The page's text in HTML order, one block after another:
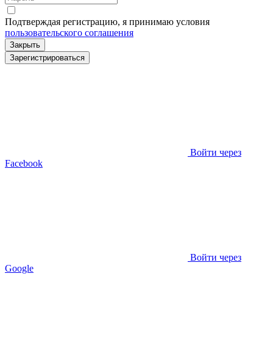
Подтверждая регистрацию, я принимаю условия
пользовательского соглашения
Закрыть
Зарегистрироваться
Войти через
Facebook
Войти через
Google